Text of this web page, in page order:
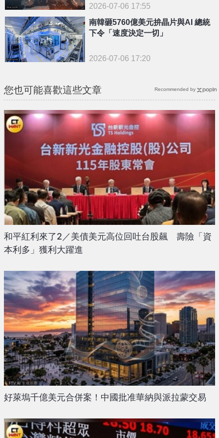
2026-07-06 17:55
南韓砸5760億美元拚晶片與AI 總統
下令「速度決定一切」
2026-07-06 17:20
您也可能喜歡這些文章
和平紅利來了2／美債美元高位回吐台股飆 壽險「資
本利多」獲利大躍進
好萊塢千億美元合併案！中國批准華納與派拉蒙交易
Recommended by